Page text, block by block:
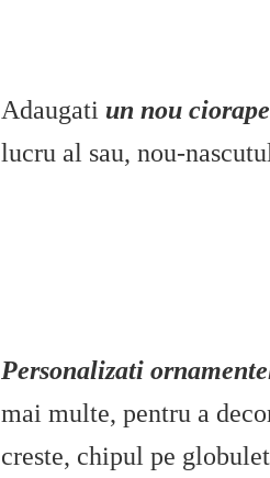
Adaugati un nou
lucru al sau, nou-
Personalizati
mai multe, pentru a
creste, chipul pe